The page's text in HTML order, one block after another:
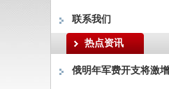
联系我们
热点资讯
俄明年军费开支将激增